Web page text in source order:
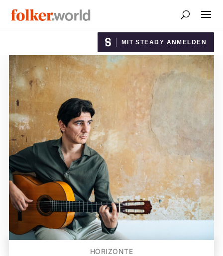
MIT STEADY ANMELDEN
HORIZONTE